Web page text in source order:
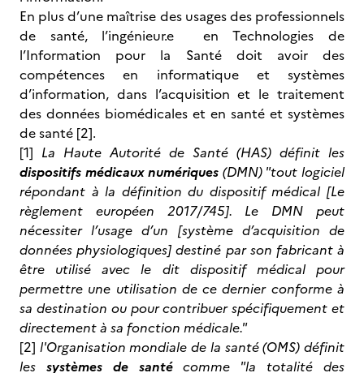
En plus d’une maîtrise des usages des professionnels
de santé, l’ingénieur.e en Technologies de
l’Information pour la Santé doit avoir des
compétences en informatique et systèmes
d’information, dans l’acquisition et le traitement
des données biomédicales et en santé et systèmes
de santé [2].
[1] La Haute Autorité de Santé (HAS) définit les
dispositifs médicaux numériques (DMN) "tout logiciel
répondant à la définition du dispositif médical [Le
règlement européen 2017/745]. Le DMN peut
nécessiter l’usage d’un [système d’acquisition de
données physiologiques] destiné par son fabricant à
être utilisé avec le dit dispositif médical pour
permettre une utilisation de ce dernier conforme à
sa destination ou pour contribuer spécifiquement et
directement à sa fonction médicale."
[2] l'Organisation mondiale de la santé (OMS) définit
les systèmes de santécomme "la totalité des